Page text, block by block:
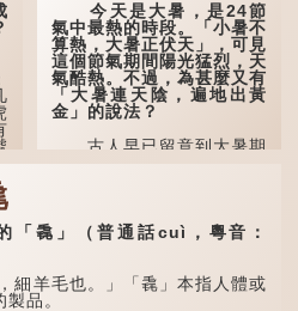
今天是大暑，是24節
氣中最熱的時段。「小暑不
算熱，大暑正伏天」，可見
這個節氣期間陽光猛烈，天
氣酷熱。不過，為甚麼又有
「大暑連天陰，遍地出黃
金」的說法？
古人早已留意到大暑期
間的氣候規律。《逸周書·
行。」意思是說，大暑時節
螢火蟲出生，土地濕熱，常
毳」（普通話cuì，粵音：
羊毛也。」「毳」本指人體或
品。